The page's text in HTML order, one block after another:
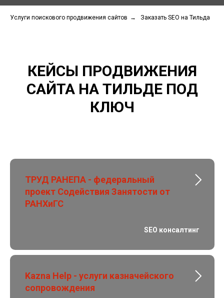
Услуги поискового продвижения сайтов → Заказать SEO на Тильда
КЕЙСЫ ПРОДВИЖЕНИЯ
САЙТА НА ТИЛЬДЕ ПОД
КЛЮЧ
ТРУД РАНЕПА - федеральный
проект Содействия Занятости от
РАНХиГС
SEO консалтинг
Kazna Help - услуги казначейского
сопровождения